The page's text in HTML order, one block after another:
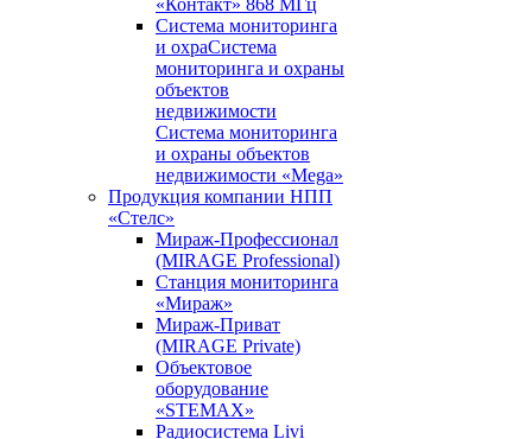
«Контакт» 868 МГц
Система мониторинга
и охраСистема
мониторинга и охраны
объектов
недвижимости
Система мониторинга
и охраны объектов
недвижимости «Mega»
Продукция компании НПП
«Стелс»
Мираж-Профессионал
(MIRAGE Professional)
Станция мониторинга
«Мираж»
Мираж-Приват
(MIRAGE Private)
Объектовое
оборудование
«STEMAX»
Радиосистема Livi